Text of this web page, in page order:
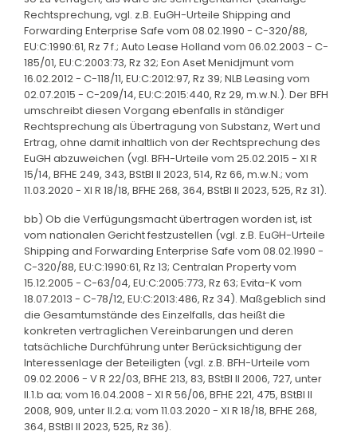
Rechtsprechung, vgl. z.B. EuGH-Urteile Shipping and
Forwarding Enterprise Safe vom 08.02.1990 - C-320/88,
EU:C:1990:61, Rz 7 f.; Auto Lease Holland vom 06.02.2003 - C-
185/01, EU:C:2003:73, Rz 32; Eon Aset Menidjmunt vom
16.02.2012 - C-118/11, EU:C:2012:97, Rz 39; NLB Leasing vom
02.07.2015 - C-209/14, EU:C:2015:440, Rz 29, m.w.N.). Der BFH
umschreibt diesen Vorgang ebenfalls in ständiger
Rechtsprechung als Übertragung von Substanz, Wert und
Ertrag, ohne damit inhaltlich von der Rechtsprechung des
EuGH abzuweichen (vgl. BFH-Urteile vom 25.02.2015 - XI R
15/14, BFHE 249, 343, BStBl II 2023, 514, Rz 66, m.w.N.; vom
11.03.2020 - XI R 18/18, BFHE 268, 364, BStBl II 2023, 525, Rz 31).
bb) Ob die Verfügungsmacht übertragen worden ist, ist
vom nationalen Gericht festzustellen (vgl. z.B. EuGH-Urteile
Shipping and Forwarding Enterprise Safe vom 08.02.1990 -
C-320/88, EU:C:1990:61, Rz 13; Centralan Property vom
15.12.2005 - C-63/04, EU:C:2005:773, Rz 63; Evita-K vom
18.07.2013 - C-78/12, EU:C:2013:486, Rz 34). Maßgeblich sind
die Gesamtumstände des Einzelfalls, das heißt die
konkreten vertraglichen Vereinbarungen und deren
tatsächliche Durchführung unter Berücksichtigung der
Interessenlage der Beteiligten (vgl. z.B. BFH-Urteile vom
09.02.2006 - V R 22/03, BFHE 213, 83, BStBl II 2006, 727, unter
II.1.b aa; vom 16.04.2008 - XI R 56/06, BFHE 221, 475, BStBl II
2008, 909, unter II.2.a; vom 11.03.2020 - XI R 18/18, BFHE 268,
364, BStBl II 2023, 525, Rz 36).